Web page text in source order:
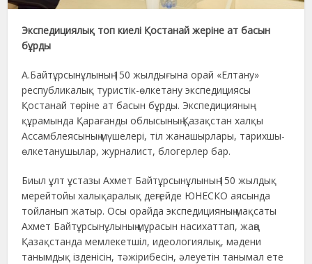
Экспедициялық топ киелі Қостанай жеріне ат басын
бұрды
А.Байтұрсынұлының 150 жылдығына орай «Елтану»
республикалық туристік-өлкетану экспедициясы
Қостанай төріне ат басын бұрды. Экспедицияның
құрамында Қарағанды облысының Қазақстан халқы
Ассамблеясының мүшелері, тіл жанашырлары, тарихшы-
өлкетанушылар, журналист, блогерлер бар.
Биыл ұлт ұстазы Ахмет Байтұрсынұлының 150 жылдық
мерейтойы халықаралық деңгейде ЮНЕСКО аясында
тойланып жатыр. Осы орайда экспедицияның мақсаты
Ахмет Байтұрсынұлының мұрасын насихаттап, жаңа
Қазақстанда мемлекетшіл, идеологиялық, мәдени
танымдық ізденісін, тәжірибесін, әлеуетін танымал ете